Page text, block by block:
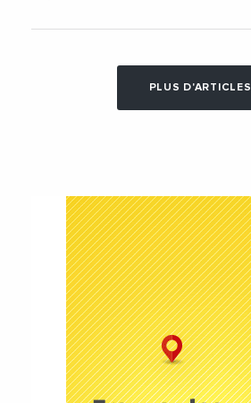
PLUS D'ARTICLES